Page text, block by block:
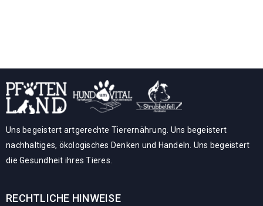
Uns begeistert artgerechte Tierernährung. Uns begeistert
nachhaltiges, ökologisches Denken und Handeln. Uns begeistert
die Gesundheit ihres Tieres.
RECHTLICHE HINWEISE